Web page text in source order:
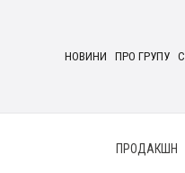
НОВИНИ ПРО ГРУПУ
ПРОДАКШН